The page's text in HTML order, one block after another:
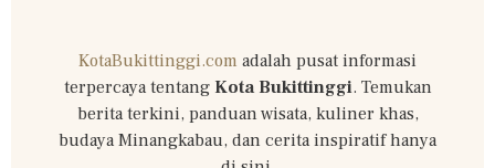
KotaBukittinggi.com adalah pusat informasi
terpercaya tentang Kota Bukittinggi. Temukan
berita terkini, panduan wisata, kuliner khas,
budaya Minangkabau, dan cerita inspiratif hanya